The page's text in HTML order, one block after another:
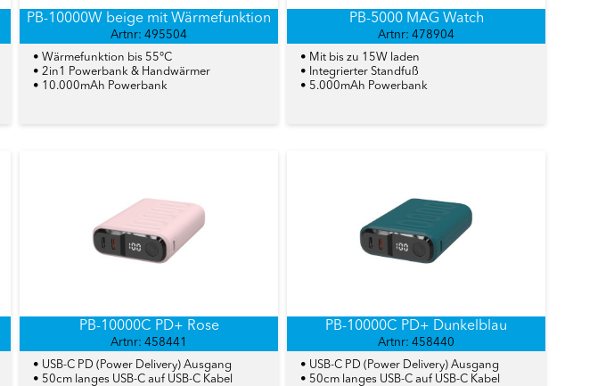
PB-10000C PD+ Dunkelblau
Artnr: 458440
• USB-C PD (Power Delivery) Ausgang
• 50cm langes USB-C auf USB-C Kabel
PB-10000C PD+ Rose
Artnr: 458441
• USB-C PD (Power Delivery) Ausgang
• 50cm langes USB-C auf USB-C Kabel
PB-5000 MAG Watch
Artnr: 478904
• Mit bis zu 15W laden
• Integrierter Standfuß
• 5.000mAh Powerbank
PB-10000W beige mit Wärmefunktion
Artnr: 495504
• Wärmefunktion bis 55°C
• 2in1 Powerbank & Handwärmer
• 10.000mAh Powerbank